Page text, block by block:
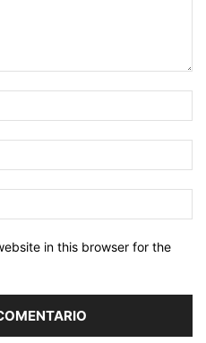
in this browser for the